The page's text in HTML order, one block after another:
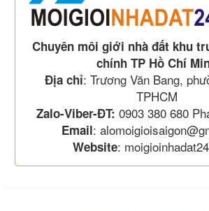
Chuyên môi giới nhà đất khu
chính TP Hồ Chí
Địa chỉ: Trương Văn Bang,
TPHCM
Zalo-Viber-ĐT: 0903 380 680
Email:
Website: